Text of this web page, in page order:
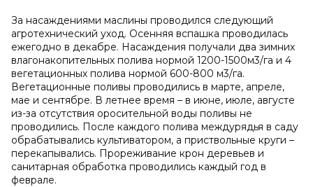
За насаждениями маслины проводился следующий
агротехнический уход. Осенняя вспашка проводилась
ежегодно в декабре. Насаждения получали два зимних
влагонакопительных полива нормой 1200-1500м3/га и 4
вегетационных полива нормой 600-800 м3/га.
Вегетационные поливы проводились в марте, апреле,
мае и сентябре. В летнее время – в июне, июле, августе
из-за отсутствия оросительной воды поливы не
проводились. После каждого полива междурядья в саду
обрабатывались культиватором, а приствольные круги –
перекапывались. Прореживание крон деревьев и
санитарная обработка проводились каждый год в
феврале.